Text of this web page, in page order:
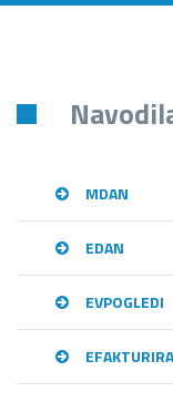
MDAN
EDAN
EVPOGLEDI